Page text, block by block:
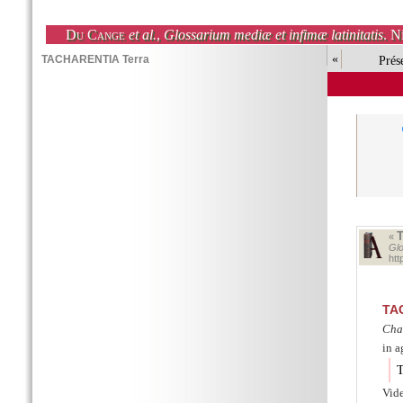
Du Cange et al., Glossarium mediæ et infimæ latinitatis.
«
«
in